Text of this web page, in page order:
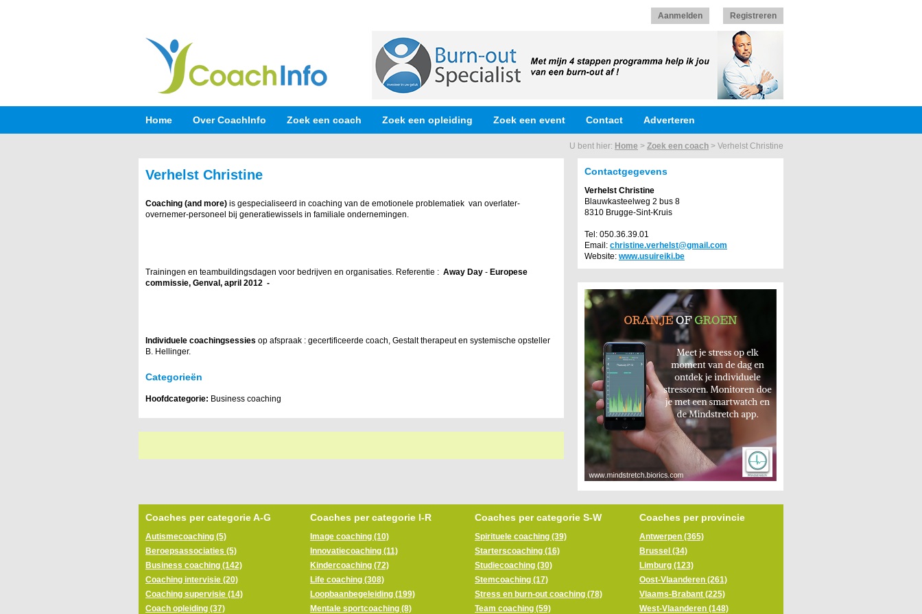
Aanmelden Registreren
Home Over CoachInfo Zoek een coach Zoek een opleiding Zoek een event Contact Adverteren
U bent hier: Home > Zoek een coach > Verhelst Christine
Verhelst Christine
Coaching (and more) is gespecialiseerd in coaching van de emotionele problematiek van overlater-
overnemer-personeel bij generatiewissels in familiale ondernemingen.
Trainingen en teambuildingsdagen voor bedrijven en organisaties. Referentie : Away Day - Europese
commissie, Genval, april 2012 -
Individuele coachingsessies op afspraak : gecertificeerde coach, Gestalt therapeut en systemische opsteller
B. Hellinger.
Categorieën
Hoofdcategorie: Business coaching
Contactgegevens
Verhelst Christine
Blauwkasteelweg 2 bus 8
8310 Brugge-Sint-Kruis
Tel: 050.36.39.01
Email: christine.verhelst@gmail.com
Website: www.usuireiki.be
Coaches per categorie A-G
Autismecoaching (5)
Beroepsassociaties (5)
Business coaching (142)
Coaching intervisie (20)
Coaching supervisie (14)
Coach opleiding (37)
Coaches per categorie I-R
Image coaching (10)
Innovatiecoaching (11)
Kindercoaching (72)
Life coaching (308)
Loopbaanbegeleiding (199)
Mentale sportcoaching (8)
Coaches per categorie S-W
Spirituele coaching (39)
Starterscoaching (16)
Studiecoaching (30)
Stemcoaching (17)
Stress en burn-out coaching (78)
Team coaching (59)
Coaches per provincie
Antwerpen (365)
Brussel (34)
Limburg (123)
Oost-Vlaanderen (261)
Vlaams-Brabant (225)
West-Vlaanderen (148)